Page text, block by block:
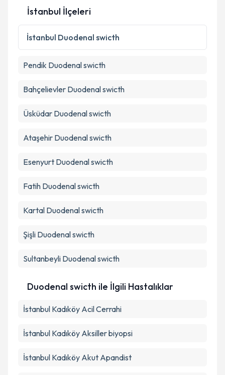
İstanbul İlçeleri
İstanbul Duodenal swicth
Pendik Duodenal swicth
Bahçelievler Duodenal swicth
Üsküdar Duodenal swicth
Ataşehir Duodenal swicth
Esenyurt Duodenal swicth
Fatih Duodenal swicth
Kartal Duodenal swicth
Şişli Duodenal swicth
Sultanbeyli Duodenal swicth
Duodenal swicth ile İlgili Hastalıklar
İstanbul Kadıköy Acil Cerrahi
İstanbul Kadıköy Aksiller biyopsi
İstanbul Kadıköy Akut Apandist